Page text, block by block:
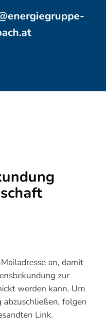
an, damit
zur
werden kann. Um
abzuschließen, folgen
Link.